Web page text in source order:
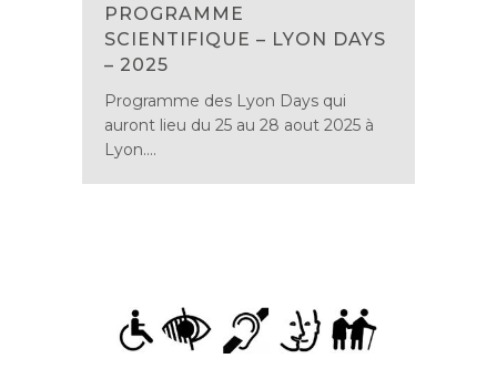
PROGRAMME
SCIENTIFIQUE – LYON DAYS
– 2025
Programme des Lyon Days qui
auront lieu du 25 au 28 aout 2025 à
Lyon....